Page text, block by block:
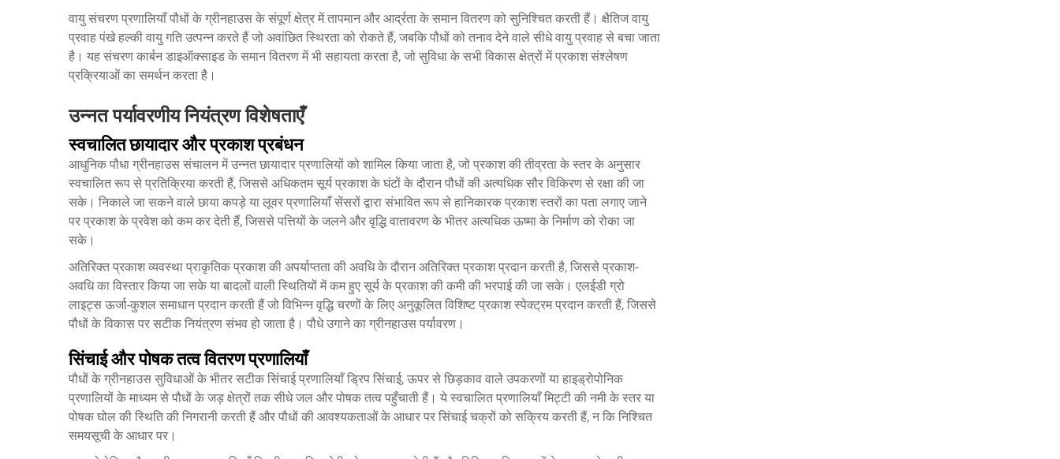
वायु संचरण प्रणालियाँ पौधों के ग्रीनहाउस के संपूर्ण क्षेत्र में तापमान और आर्द्रता के समान वितरण को सुनिश्चित करती हैं। क्षैतिज वायु
प्रवाह पंखे हल्की वायु गति उत्पन्न करते हैं जो अवांछित स्थिरता को रोकते हैं, जबकि पौधों को तनाव देने वाले सीधे वायु प्रवाह से बचा जाता
है। यह संचरण कार्बन डाइऑक्साइड के समान वितरण में भी सहायता करता है, जो सुविधा के सभी विकास क्षेत्रों में प्रकाश संश्लेषण
प्रक्रियाओं का समर्थन करता है।
उन्नत पर्यावरणीय नियंत्रण विशेषताएँ
स्वचालित छायादार और प्रकाश प्रबंधन
आधुनिक पौधा ग्रीनहाउस संचालन में उन्नत छायादार प्रणालियों को शामिल किया जाता है, जो प्रकाश की तीव्रता के स्तर के अनुसार
स्वचालित रूप से प्रतिक्रिया करती हैं, जिससे अधिकतम सूर्य प्रकाश के घंटों के दौरान पौधों की अत्यधिक सौर विकिरण से रक्षा की जा
सके। निकाले जा सकने वाले छाया कपड़े या लूवर प्रणालियाँ सेंसरों द्वारा संभावित रूप से हानिकारक प्रकाश स्तरों का पता लगाए जाने
पर प्रकाश के प्रवेश को कम कर देती हैं, जिससे पत्तियों के जलने और वृद्धि वातावरण के भीतर अत्यधिक ऊष्मा के निर्माण को रोका जा
सके।
अतिरिक्त प्रकाश व्यवस्था प्राकृतिक प्रकाश की अपर्याप्तता की अवधि के दौरान अतिरिक्त प्रकाश प्रदान करती है, जिससे प्रकाश-
अवधि का विस्तार किया जा सके या बादलों वाली स्थितियों में कम हुए सूर्य के प्रकाश की कमी की भरपाई की जा सके। एलईडी ग्रो
लाइट्स ऊर्जा-कुशल समाधान प्रदान करती हैं जो विभिन्न वृद्धि चरणों के लिए अनुकूलित विशिष्ट प्रकाश स्पेक्ट्रम प्रदान करती हैं, जिससे
पौधों के विकास पर सटीक नियंत्रण संभव हो जाता है। पौधे उगाने का ग्रीनहाउस पर्यावरण।
सिंचाई और पोषक तत्व वितरण प्रणालियाँ
पौधों के ग्रीनहाउस सुविधाओं के भीतर सटीक सिंचाई प्रणालियाँ ड्रिप सिंचाई, ऊपर से छिड़काव वाले उपकरणों या हाइड्रोपोनिक
प्रणालियों के माध्यम से पौधों के जड़ क्षेत्रों तक सीधे जल और पोषक तत्व पहुँचाती हैं। ये स्वचालित प्रणालियाँ मिट्टी की नमी के स्तर या
पोषक घोल की स्थिति की निगरानी करती हैं और पौधों की आवश्यकताओं के आधार पर सिंचाई चक्रों को सक्रिय करती हैं, न कि निश्चित
समयसूची के आधार पर।